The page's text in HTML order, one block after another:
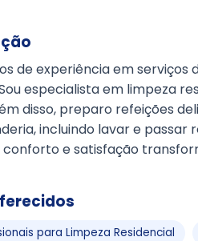
de experiência em
especialista em limpeza
disso, preparo refeições
incluindo lavar e
e satisfação
para Limpeza Residencial